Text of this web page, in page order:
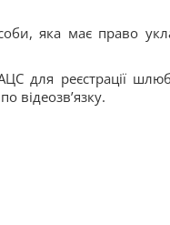
яка має право
для реєстрації
відеозв’язку.